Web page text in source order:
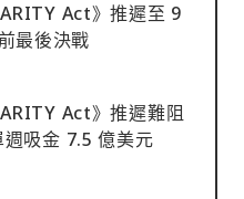
Act》推遲至 9
最後決戰
Act》推遲難阻
吸金 7.5 億美元